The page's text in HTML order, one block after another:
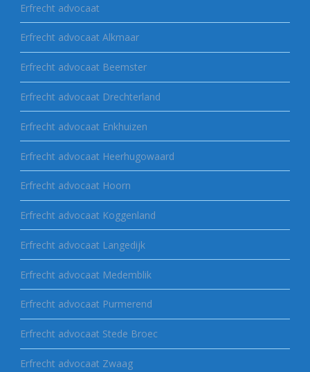
Erfrecht advocaat
Erfrecht advocaat Alkmaar
Erfrecht advocaat Beemster
Erfrecht advocaat Drechterland
Erfrecht advocaat Enkhuizen
Erfrecht advocaat Heerhugowaard
Erfrecht advocaat Hoorn
Erfrecht advocaat Koggenland
Erfrecht advocaat Langedijk
Erfrecht advocaat Medemblik
Erfrecht advocaat Purmerend
Erfrecht advocaat Stede Broec
Erfrecht advocaat Zwaag